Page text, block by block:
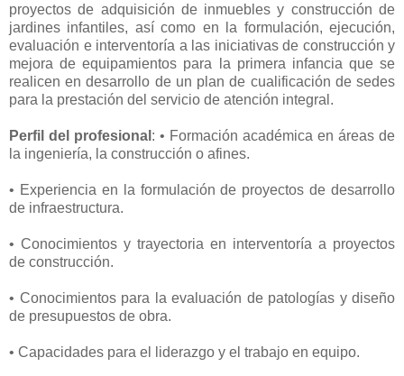
proyectos de adquisición de inmuebles y construcción de
jardines infantiles, así como en la formulación, ejecución,
evaluación e interventoría a las iniciativas de construcción y
mejora de equipamientos para la primera infancia que se
realicen en desarrollo de un plan de cualificación de sedes
para la prestación del servicio de atención integral.
Perfil del profesional : • Formación académica en áreas de
la ingeniería, la construcción o afines.
• Experiencia en la formulación de proyectos de desarrollo
de infraestructura.
• Conocimientos y trayectoria en interventoría a proyectos
de construcción.
• Conocimientos para la evaluación de patologías y diseño
de presupuestos de obra.
• Capacidades para el liderazgo y el trabajo en equipo.